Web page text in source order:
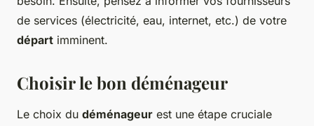
de services (électricité, eau, internet, etc.) de votre
départ imminent.
Choisir le bon déménageur
Le choix du déménageur est une étape cruciale